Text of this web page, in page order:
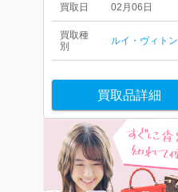
買取日 02月06日
買取種
別
ルイ・ヴィトン
買取品詳細